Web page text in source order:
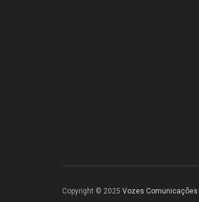
Copyright © 2025 Vozes Comunicações